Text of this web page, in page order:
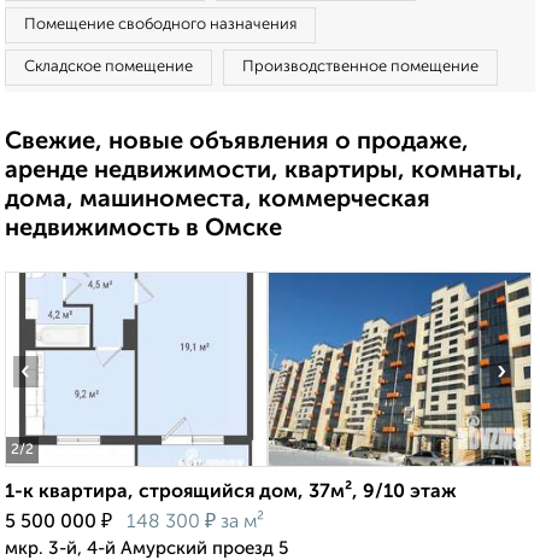
Помещение свободного назначения
Складское помещение Производственное помещение
Свежие, новые объявления о продаже,
аренде недвижимости, квартиры, комнаты,
дома, машиноместа, коммерческая
недвижимость в Омске
2/2
‹ ›
1-к квартира, строящийся дом, 37м², 9/10 этаж
5 500 000 ₽ 148 300 ₽ за м²
мкр. 3-й, 4-й Амурский проезд 5